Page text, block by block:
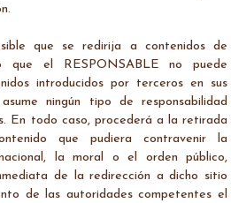
que se redirija a contenidos de
que el RESPONSABLE no puede
introducidos por terceros en sus
ningún tipo de responsabilidad
En todo caso, procederá a la retirada
que pudiera contravenir la
la moral o el orden público,
de la redirección a dicho sitio
de las autoridades competentes el